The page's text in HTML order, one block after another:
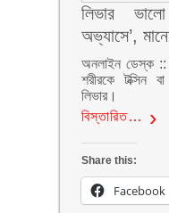
লিভার
অভ্যাসে’,
অনলাইন ডেস্ক ::
শরীরকে টক্সিন
লিভার।
বিস্তারিত…
Share this:
Facebook